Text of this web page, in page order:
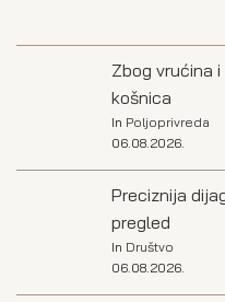
Zbog vrućina
košnica
In Poljoprivreda
06.08.2026.
Preciznija
pregled
In Društvo
06.08.2026.